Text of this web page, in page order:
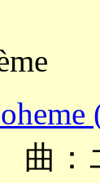
曲：